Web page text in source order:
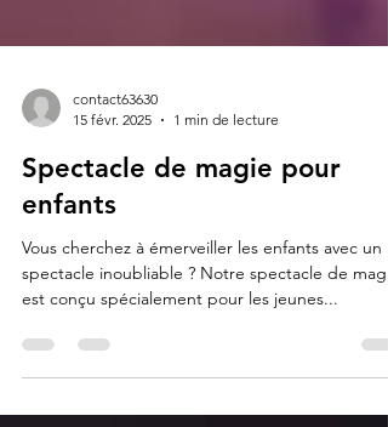
15 févr. 2025
1 min de lecture
Spectacle de magie pour
enfants
Vous cherchez à émerveiller les enfants avec un
est conçu spécialement pour les jeunes...